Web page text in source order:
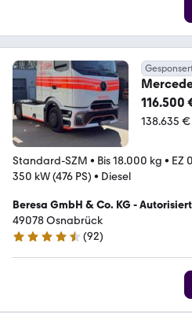
4x2 L-
116.500
138.635
Standard-SZM • Bis 18.000 kg • EZ
350 kW (476 PS) • Diesel
Beresa GmbH & Co. KG -
Benz Verkauf und Service
49078 Osnabrück
4.7 Sterne
(92)